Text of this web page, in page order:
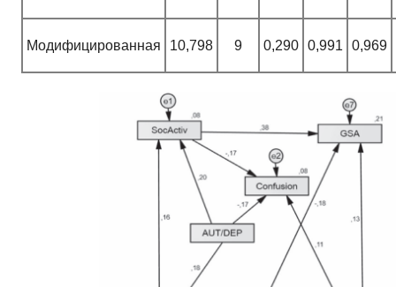
Модифицированная 10,798 9 0,290 0,991 0,969